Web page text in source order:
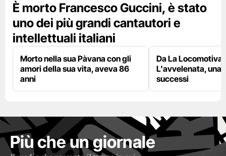
È morto Francesco Guccini, è stato
uno dei più grandi cantautori e
intellettuali italiani
Morto nella sua Pàvana con gli
amori della sua vita, aveva 86
anni
Da La Locomotiva
L'avvelenata, una
successi
Più che un giornale